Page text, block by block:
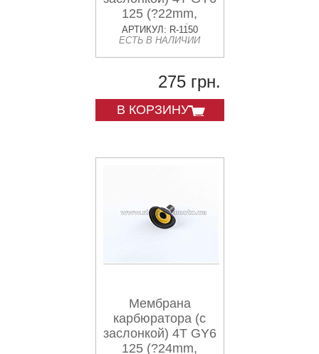
125 (?22mm,
основная)
XINLONG
АРТИКУЛ: R-1150
ЕСТЬ В НАЛИЧИИ
275 грн.
В КОРЗИНУ
Мембрана
карбюратора (с
заслонкой) 4T GY6
125 (?24mm,